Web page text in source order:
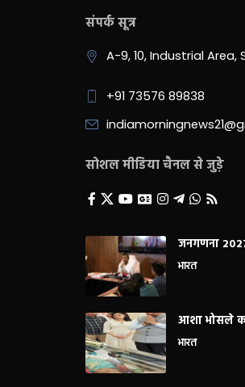
संपर्क सूत्र
A-9, 10, Industrial
+91 73576 89838
सोशल मीडिया चैनल से जुड़े
जनगणना
भारत
आशा भोसले
भारत